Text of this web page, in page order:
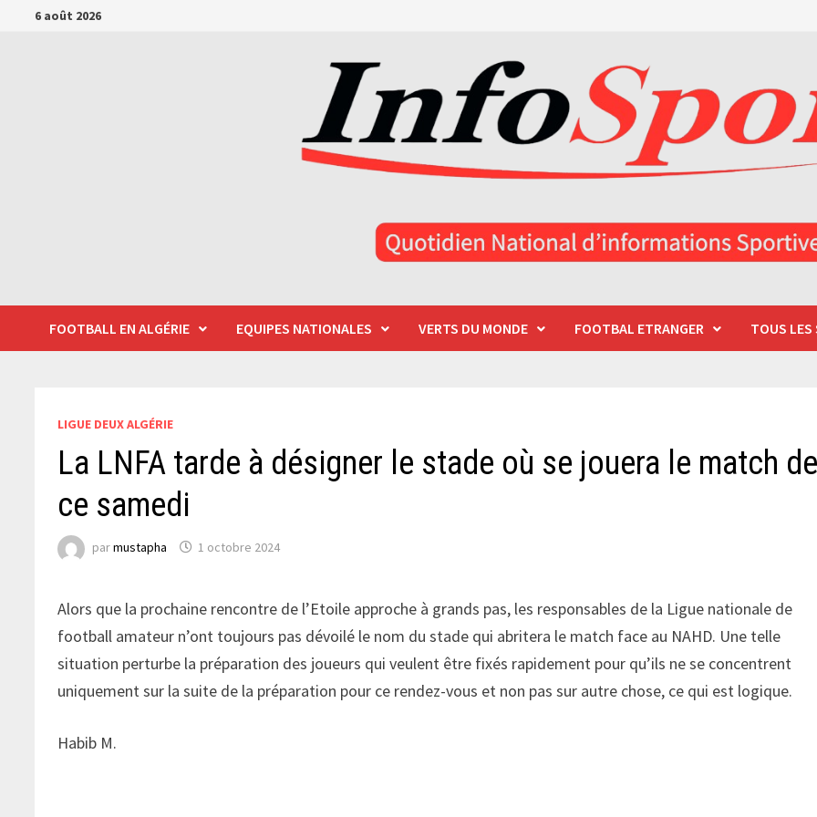
Passer6 août 2026
FOOTBALL EN ALGÉRIE EQUIPES NATIONALES VERTS DU MONDE FOOTBAL ETRANGER TOUS LES
LIGUE DEUX ALGÉRIE
La LNFA tarde à désigner le stade où se jouera le match
ce samedi
parmustapha 1 octobre 2024
Alors que la prochaine rencontre de l’Etoile approche à grands pas, les responsables de la Ligue nationale de
football amateur n’ont toujours pas dévoilé le nom du stade qui abritera le match face au NAHD. Une telle
situation perturbe la préparation des joueurs qui veulent être fixés rapidement pour qu’ils ne se concentrent
uniquement sur la suite de la préparation pour ce rendez-vous et non pas sur autre chose, ce qui est logique.
Habib M.